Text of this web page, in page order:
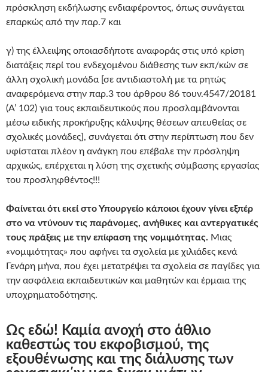
πρόσκληση εκδήλωσης ενδιαφέροντος, όπως συνάγεται
επαρκώς από την παρ.7 και
γ) της έλλειψης οποιασδήποτε αναφοράς στις υπό κρίση
διατάξεις περί του ενδεχομένου διάθεσης των εκπ/κών σε
άλλη σχολική μονάδα [σε αντιδιαστολή με τα ρητώς
αναφερόμενα στην παρ.3 του άρθρου 86 τουν.4547/20181
(A’ 102) για τους εκπαιδευτικούς που προσλαμβάνονται
μέσω ειδικής προκήρυξης κάλυψης θέσεων απευθείας σε
σχολικές μονάδες], συνάγεται ότι στην περίπτωση που δεν
υφίσταται πλέον η ανάγκη που επέβαλε την πρόσληψη
αρχικώς, επέρχεται η λύση της σχετικής σύμβασης εργασίας
του προσληφθέντος!!!
Φαίνεται ότι εκεί στο Υπουργείο κάποιοι έχουν γίνει εξπέρ
στο να ντύνουν τις παράνομες, ανήθικες και αντεργατικές
τους πράξεις με την επίφαση της νομιμότητας. Μιας
«νομιμότητας» που αφήνει τα σχολεία με χιλιάδες κενά
Γενάρη μήνα, που έχει μετατρέψει τα σχολεία σε παγίδες για
την ασφάλεια εκπαιδευτικών και μαθητών και έρμαια της
υποχρηματοδότησης.
Ως εδώ! Καμία ανοχή στο άθλιο
καθεστώς του εκφοβισμού, της
εξουθένωσης και της διάλυσης των